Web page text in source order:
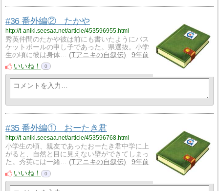
#36 番外編② たかや
http://t-aniki.seesaa.net/article/453596955.html
秀英仲間のたかや彼は前にも書いたようにバス
ケットボールの申し子であった。県選抜。小学
生の頃に彼は身体…
Tアニキの自叙伝
9年前
いいね！
0
#35 番外編① おーたき君
http://t-aniki.seesaa.net/article/453596768.html
小学生の頃、親友であったおーたき君中学に上
がると、自然と目に見えない壁ができてしまっ
た。秀英には一緒…
Tアニキの自叙伝
9年前
いいね！
0